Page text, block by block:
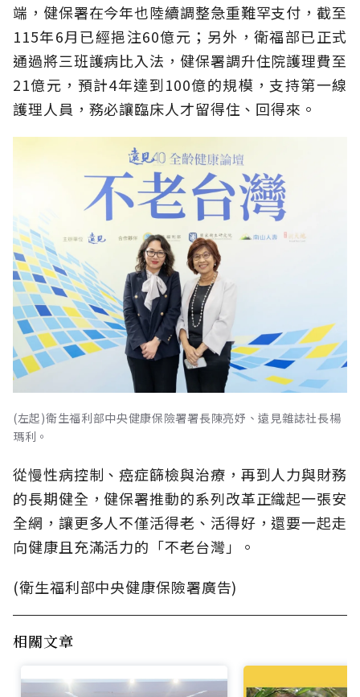
端，健保署在今年也陸續調整急重難罕支付，截至
115年6月已經挹注60億元；另外，衛福部已正式
通過將三班護病比入法，健保署調升住院護理費至
21億元，預計4年達到100億的規模，支持第一線
護理人員，務必讓臨床人才留得住、回得來。
(左起)衛生福利部中央健康保險署署長陳亮妤、遠見雜誌社長楊
瑪利。
從慢性病控制、癌症篩檢與治療，再到人力與財務
的長期健全，健保署推動的系列改革正織起一張安
全網，讓更多人不僅活得老、活得好，還要一起走
向健康且充滿活力的「不老台灣」。
(衛生福利部中央健康保險署廣告)
相關文章